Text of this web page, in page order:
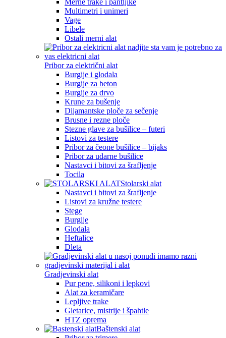
Merne trake i pantljike
Multimetri i unimeri
Vage
Libele
Ostali merni alat
Pribor za električni alat
Burgije i glodala
Burgije za beton
Burgije za drvo
Krune za bušenje
Dijamantske ploče za sečenje
Brusne i rezne ploče
Stezne glave za bušilice – futeri
Listovi za testere
Pribor za čeone bušilice – bijaks
Pribor za udarne bušilice
Nastavci i bitovi za šrafljenje
Tocila
Stolarski alat
Nastavci i bitovi za šrafljenje
Listovi za kružne testere
Stege
Burgije
Glodala
Heftalice
Dleta
Gradjevinski alat
Pur pene, silikoni i lepkovi
Alat za keramičare
Lepljive trake
Gletarice, mistrije i špahtle
HTZ oprema
Baštenski alat